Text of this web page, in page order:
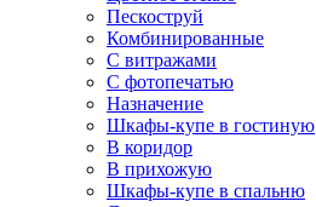
Пескоструй
Комбинированные
С витражами
С фотопечатью
Назначение
Шкафы-купе в гостиную
В коридор
В прихожую
Шкафы-купе в спальню